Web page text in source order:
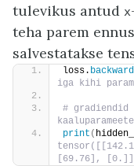
tulevikus antud x
teha parem
salvestatakse
loss. backward
iga kihi
#
print (
[69.76],